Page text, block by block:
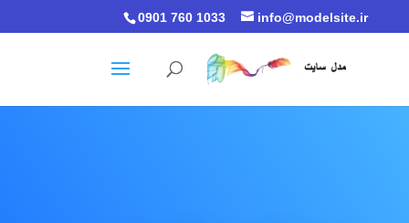
0901 760 1033 info@modelsite.ir